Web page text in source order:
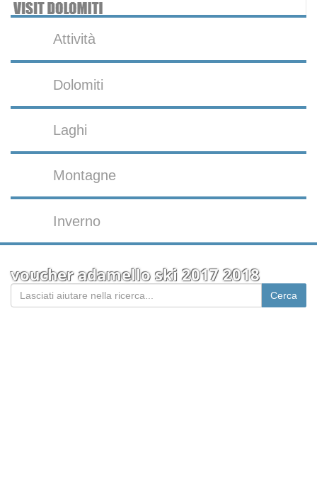
Attività
Dolomiti
Laghi
Montagne
Inverno
voucher adamello ski 2017 2018